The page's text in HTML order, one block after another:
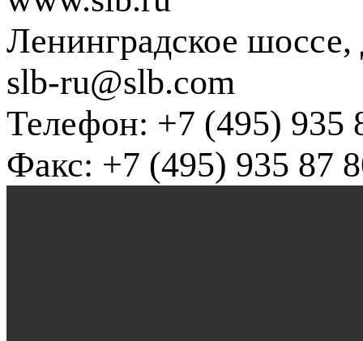
Ленинградское
slb-ru@slb.com
Телефон: +7 (495) 935
Факс: +7 (495) 935 87